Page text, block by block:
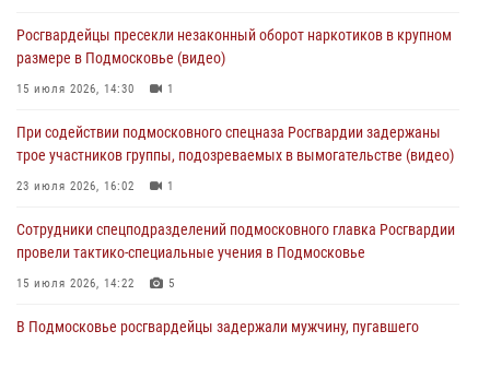
сигналам «Тревога» с охраняемых объектов в Подмосковье
04 августа 2026, 12:15
(видео)
03 августа 2026, 15:32
Росгвардейцы пресекли незаконный оборот наркотиков в крупном
размере в Подмосковье (видео)
15 июля 2026, 14:30 1
При содействии подмосковного спецназа Росгвардии задержаны
трое участников группы, подозреваемых в вымогательстве (видео)
23 июля 2026, 16:02 1
Сотрудники спецподразделений подмосковного главка Росгвардии
провели тактико-специальные учения в Подмосковье
15 июля 2026, 14:22 5
В Подмосковье росгвардейцы задержали мужчину, пугавшего